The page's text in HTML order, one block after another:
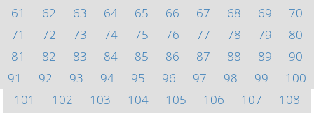
61
62 63 64 65 66 67 68 69
70
71
72 73 74 75 76 77 78 79
80
81
82 83 84 85 86 87 88 89
90
91
92 93 94 95 96 97 98 99
100
101
102 103 104 105 106 107
108